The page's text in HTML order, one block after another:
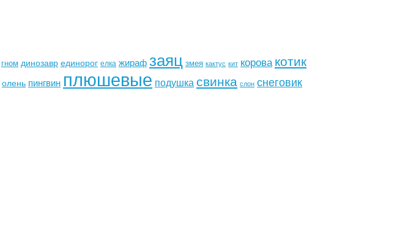
гном динозавр единорог елка жирафзаяц змея кактус кит корова котик
олень пингвин плюшевые подушка свинка слон снеговик